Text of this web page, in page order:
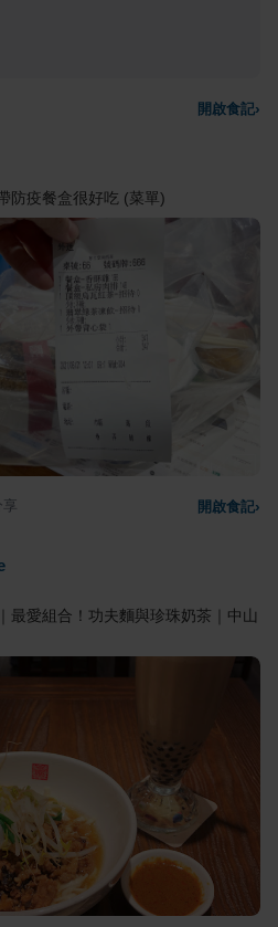
開啟食記›
防疫餐盒很好吃 (菜單)
享 開啟食記›
最愛組合！功夫麵與珍珠奶茶｜中山